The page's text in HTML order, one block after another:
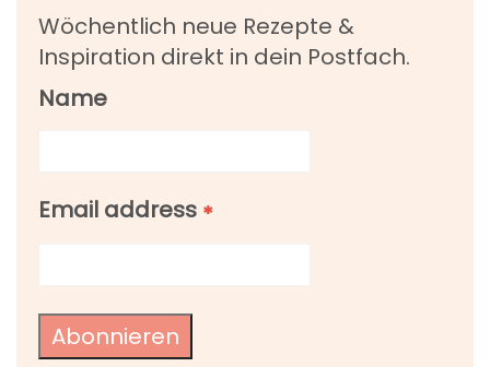
Wöchentlich neue Rezepte &
Inspiration direkt in dein Postfach.
Name
Email address *
Abonnieren